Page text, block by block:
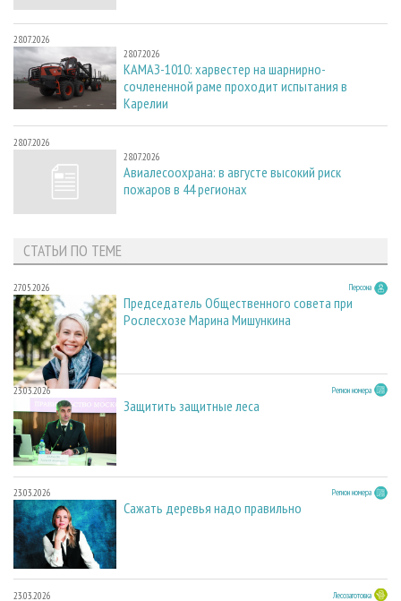
28.07.2026
28.07.2026
КАМАЗ-1010: харвестер на шарнирно-
сочлененной раме проходит испытания в
Карелии
28.07.2026
28.07.2026
Авиалесоохрана: в августе высокий риск
пожаров в 44 регионах
СТАТЬИ ПО ТЕМЕ
27.05.2026 Персона
Председатель Общественного совета при
Рослесхозе Марина Мишункина
23.03.2026 Регион номера
Защитить защитные леса
23.03.2026 Регион номера
Сажать деревья надо правильно
23.03.2026 Лесозаготовка